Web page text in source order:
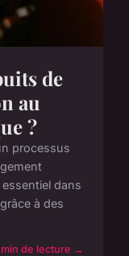
de
au
?
processus
dans
à des
de lecture →